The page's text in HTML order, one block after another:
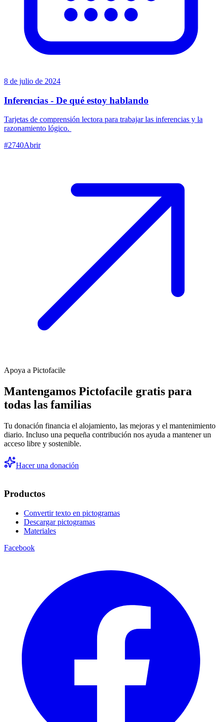
8 de julio de 2024
Inferencias - De qué estoy hablando
Tarjetas de comprensión lectora para trabajar las inferencias y la
razonamiento lógico.
#2740Abrir
Apoya a Pictofacile
Mantengamos Pictofacile gratis para
todas las familias
Tu donación financia el alojamiento, las mejoras y el mantenimiento
diario. Incluso una pequeña contribución nos ayuda a mantener un
acceso libre y sostenible.
Hacer una donación
Productos
Convertir texto en pictogramas
Descargar pictogramas
Materiales
Facebook